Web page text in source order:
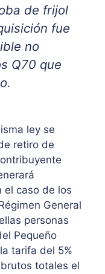
de frijol
fue
no
Q70 que
ley se
retiro de
el caso de los
General
personas
Pequeño
tarifa del 5%
totales el